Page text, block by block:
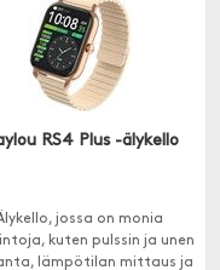
RS4 Plus -älykello
jossa on monia
kuten pulssin ja unen
lämpötilan mittaus ja